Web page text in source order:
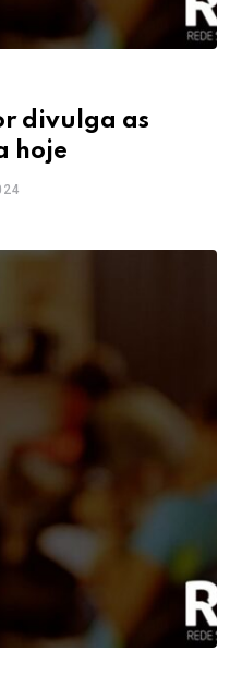
divulga as
hoje